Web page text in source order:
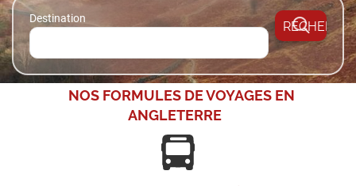
Destination
NOS FORMULES DEVOYAGES EN
ANGLETERRE